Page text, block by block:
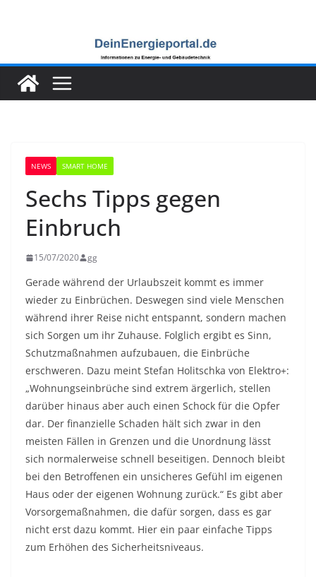
NEWS SMART HOME
Sechs Tipps gegen
Einbruch
15/07/2020 gg
Gerade während der Urlaubszeit kommt es immer
wieder zu Einbrüchen. Deswegen sind viele Menschen
während ihrer Reise nicht entspannt, sondern machen
sich Sorgen um ihr Zuhause. Folglich ergibt es Sinn,
Schutzmaßnahmen aufzubauen, die Einbrüche
erschweren. Dazu meint Stefan Holitschka von Elektro+:
„Wohnungseinbrüche sind extrem ärgerlich, stellen
darüber hinaus aber auch einen Schock für die Opfer
dar. Der finanzielle Schaden hält sich zwar in den
meisten Fällen in Grenzen und die Unordnung lässt
sich normalerweise schnell beseitigen. Dennoch bleibt
bei den Betroffenen ein unsicheres Gefühl im eigenen
Haus oder der eigenen Wohnung zurück.“ Es gibt aber
Vorsorgemaßnahmen, die dafür sorgen, dass es gar
nicht erst dazu kommt. Hier ein paar einfache Tipps
zum Erhöhen des Sicherheitsniveaus.